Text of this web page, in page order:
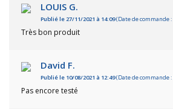
LOUIS G.
Publié le 27/11/2021 à 14:09(Date de commande :
Très bon produit
David F.
Publié le 10/08/2021 à 12:49(Date de commande :
Pas encore testé